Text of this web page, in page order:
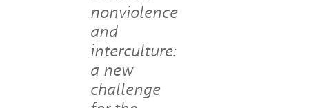
nonviolence
and
interculture:
a new
challenge